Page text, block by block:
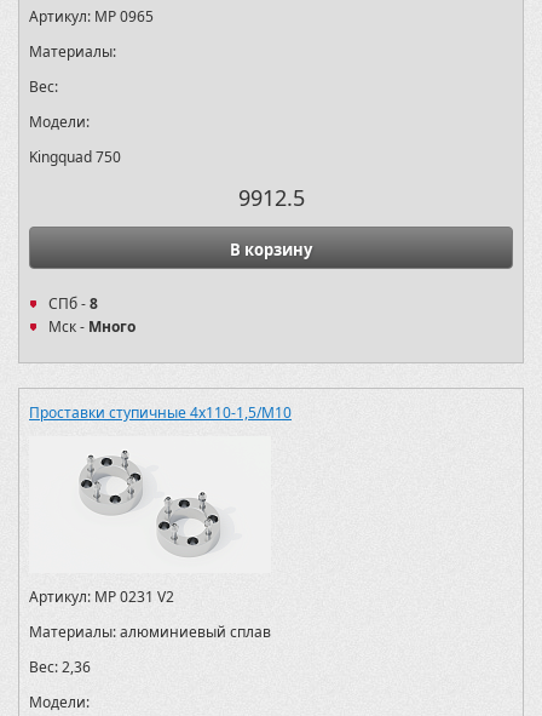
Артикул: MP 0965
Материалы:
Вес:
Модели:
Kingquad 750
9912.5
В корзину
СПб -8
Мск - Много
Проставки ступичные 4х110-1,5/M10
Артикул: MP 0231 V2
Материалы:алюминиевый сплав
Вес:2,36
Модели: